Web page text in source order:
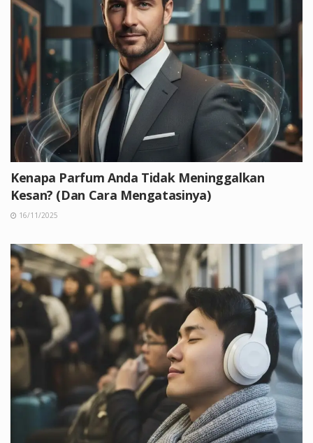
Kenapa Parfum Anda Tidak Meninggalkan
Kesan? (Dan Cara Mengatasinya)
16/11/2025